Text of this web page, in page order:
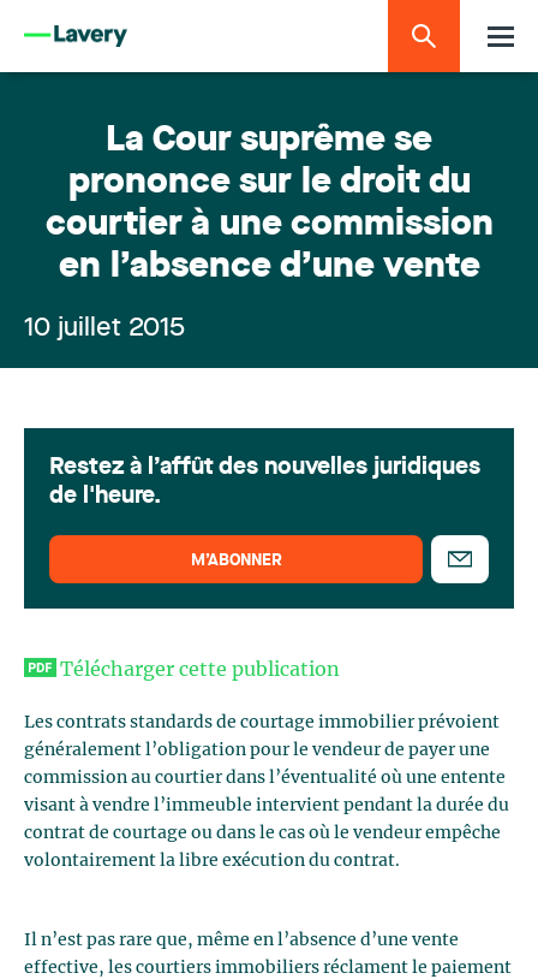
La Cour suprême se
prononce sur le droit du
courtier à une commission
en l’absence d’une vente
10 juillet 2015
Télécharger cette publication
Les contrats standards de courtage immobilier prévoient
généralement l’obligation pour le vendeur de payer une
commission au courtier dans l’éventualité où une entente
visant à vendre l’immeuble intervient pendant la durée du
contrat de courtage ou dans le cas où le vendeur empêche
volontairement la libre exécution du contrat.
Il n’est pas rare que, même en l’absence d’une vente
effective, les courtiers immobiliers réclament le paiement
Restez à l’affût des nouvelles juridiques
de l'heure.
M’ABONNER